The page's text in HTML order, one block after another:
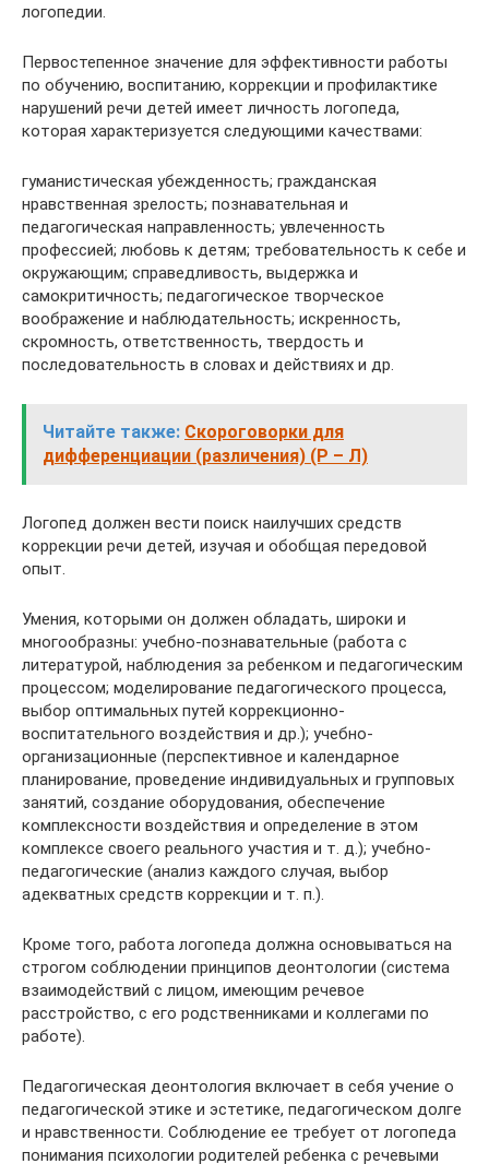
логопедии.
Первостепенное значение для эффективности работы
по обучению, воспитанию, коррекции и профилактике
нарушений речи детей имеет личность логопеда,
которая характеризуется следующими качествами:
гуманистическая убежденность; гражданская
нравственная зрелость; познавательная и
педагогическая направленность; увлеченность
профессией; любовь к детям; требовательность к себе и
окружающим; справедливость, выдержка и
самокритичность; педагогическое творческое
воображение и наблюдательность; искренность,
скромность, ответственность, твердость и
последовательность в словах и действиях и др.
Читайте также: Скороговорки для
дифференциации (различения) (Р – Л)
Логопед должен вести поиск наилучших средств
коррекции речи детей, изучая и обобщая передовой
опыт.
Умения, которыми он должен обладать, широки и
многообразны: учебно-познавательные (работа с
литературой, наблюдения за ребенком и педагогическим
процессом; моделирование педагогического процесса,
выбор оптимальных путей коррекционно-
воспитательного воздействия и др.); учебно-
организационные (перспективное и календарное
планирование, проведение индивидуальных и групповых
занятий, создание оборудования, обеспечение
комплексности воздействия и определение в этом
комплексе своего реального участия и т. д.); учебно-
педагогические (анализ каждого случая, выбор
адекватных средств коррекции и т. п.).
Кроме того, работа логопеда должна основываться на
строгом соблюдении принципов деонтологии (система
взаимодействий с лицом, имеющим речевое
расстройство, с его родственниками и коллегами по
работе).
Педагогическая деонтология включает в себя учение о
педагогической этике и эстетике, педагогическом долге
и нравственности. Соблюдение ее требует от логопеда
понимания психологии родителей ребенка с речевыми